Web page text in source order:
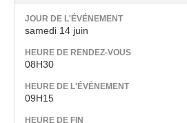
JOUR DE L'ÉVÉNEMENT
samedi 14 juin
HEURE DE RENDEZ-VOUS
08H30
HEURE DE L'ÉVÉNEMENT
09H15
HEURE DE FIN